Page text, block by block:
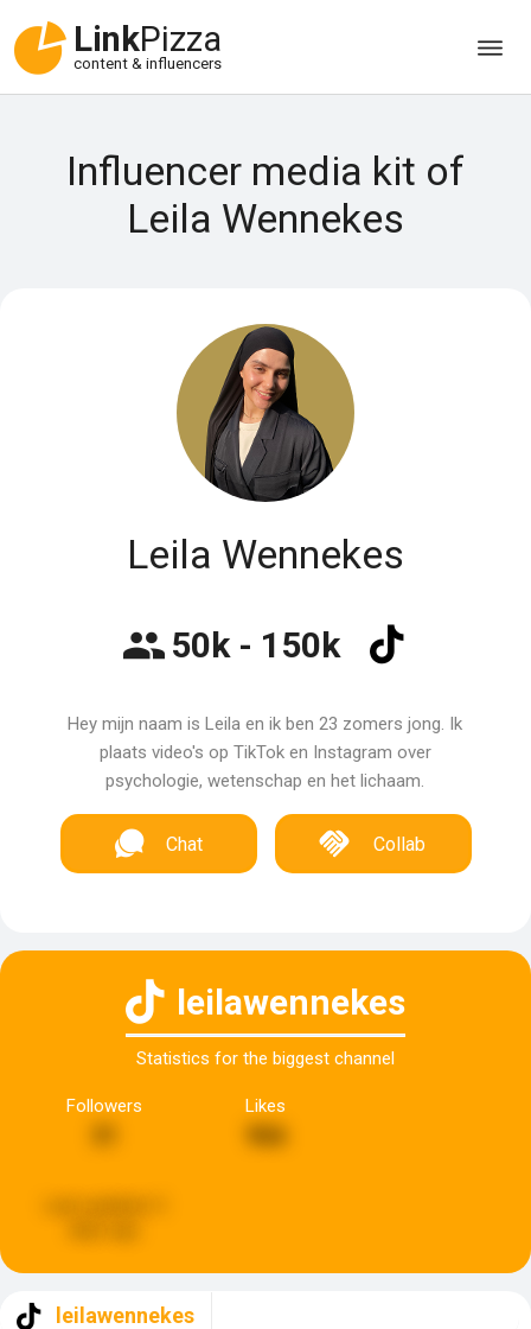
LinkPizza
content & influencers
Influencer media kit of
Leila Wennekes
Leila Wennekes
50k - 150k
Hey mijn naam is Leila en ik ben 23 zomers jong. Ik
plaats video's op TikTok en Instagram over
psychologie, wetenschap en het lichaam.
Chat Collab
leilawennekes
Statistics for the biggest channel
Followers Likes
966
leilawennekes